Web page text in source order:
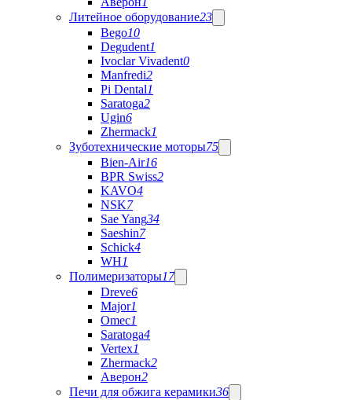
Литейное оборудование23
Bego10
Degudent1
Ivoclar Vivadent0
Manfredi2
Pi Dental1
Saratoga2
Ugin6
Zhermack1
Зуботехнические моторы75
Bien-Air16
BPR Swiss2
KAVO4
NSK7
Sae Yang34
Saeshin7
Schick4
WH1
Полимеризаторы17
Dreve6
Major1
Omec1
Saratoga4
Vertex1
Zhermack2
Аверон2
Печи для обжига керамики36